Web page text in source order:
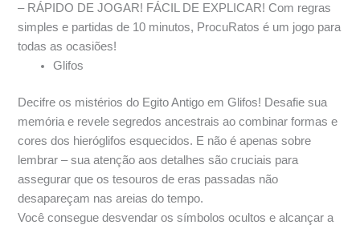
– RÁPIDO DE JOGAR! FÁCIL DE EXPLICAR! Com regras
simples e partidas de 10 minutos, ProcuRatos é um jogo para
todas as ocasiões!
Glifos
Decifre os mistérios do Egito Antigo em Glifos! Desafie sua
memória e revele segredos ancestrais ao combinar formas e
cores dos hieróglifos esquecidos. E não é apenas sobre
lembrar – sua atenção aos detalhes são cruciais para
assegurar que os tesouros de eras passadas não
desapareçam nas areias do tempo.
Você consegue desvendar os símbolos ocultos e alcançar a